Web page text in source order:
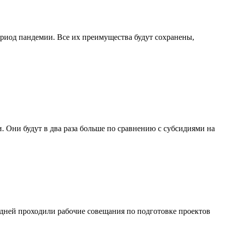
пандемии. Все их преимущества будут сохранены,
будут в два раза больше по сравнению с субсидиями на
проходили рабочие совещания по подготовке проектов